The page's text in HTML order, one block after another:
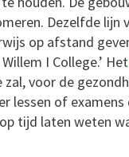
Dezelfde lijn
op afstand
I College.’ Het
zal, voor de
lessen of
tijd laten weten